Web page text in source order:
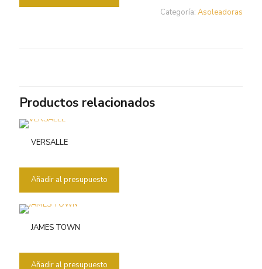
Categoría: Asoleadoras
Productos relacionados
VERSALLE
Añadir al presupuesto
JAMES TOWN
Añadir al presupuesto